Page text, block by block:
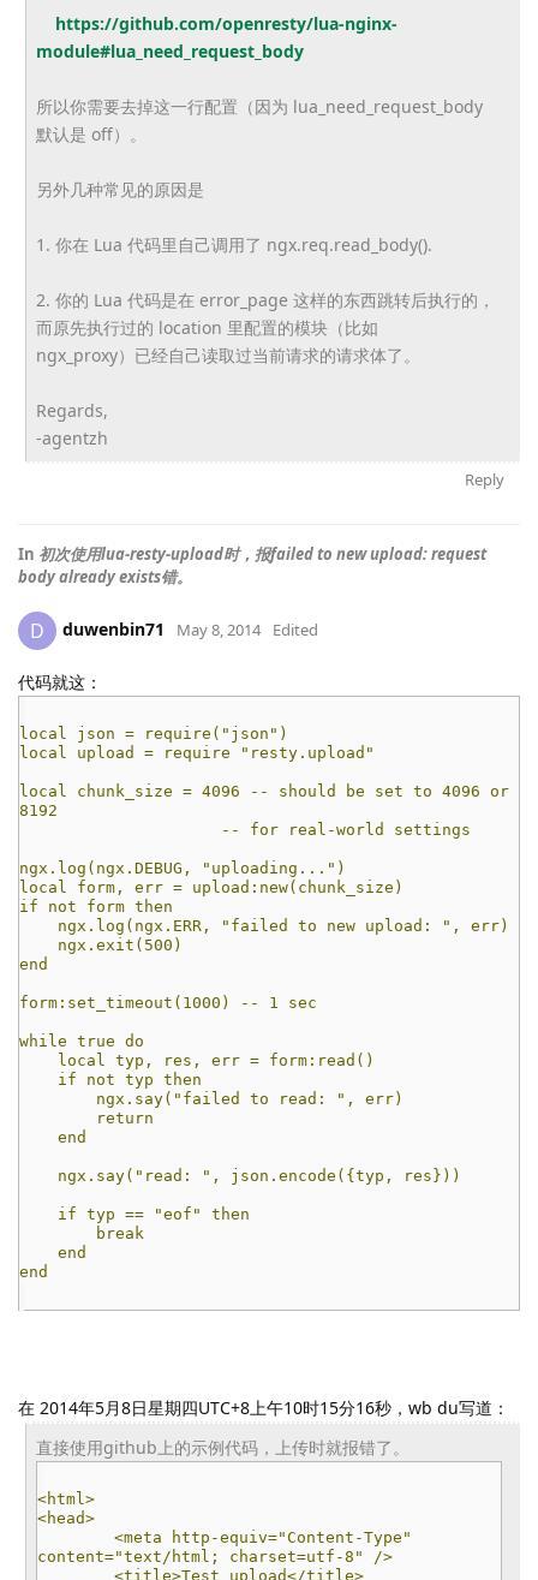
https://github.com/openresty/lua-nginx-
module#lua_need_ request_body
所以你需要去掉这一行配置（因为 lua_need_request_body
默认是 off）。
另外几种常见的原因是
1. 你在 Lua 代码里自己调用了 ngx.req.read_body().
2. 你的 Lua 代码是在 error_page 这样的东西跳转后执行的，
而原先执行过的 location 里配置的模块（比如
ngx_proxy）已经自己读取过当前请求的请求体了。
Regards,
-agentzh
Reply
In 初次使用lua-resty-upload时，报failed to new upload: request
body already exists错。
D duwenbin71 May 8, 2014 Edited
代码就这：
local json = require("json")
local upload = require "resty.upload"
local chunk_size = 4096 -- should be set to 4096 or
8192
-- for real-world settings
ngx.log(ngx.DEBUG, "uploading...")
local form, err = upload:new(chunk_size)
if not form then
ngx.log(ngx.ERR, "failed to new upload: ", err)
ngx.exit(500)
end
form:set_timeout(1000) -- 1 sec
while true do
local typ, res, err = form:read()
if not typ then
ngx.say("failed to read: ", err)
return
end
ngx.say("read: ", json.encode({typ, res}))
if typ == "eof" then
break
end
end
在 2014年5月8日星期四UTC+8上午10时15分16秒，wb du写道：
直接使用github上的示例代码，上传时就报错了。
<html>
<head>
<meta http-equiv="Content-Type"
content="text/html; charset=utf-8" />
<title>Test upload</title>